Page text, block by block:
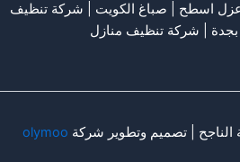
اسطح صباغ الكويت
شركة تنظيف
بجدة شركة تنظيف منازل
olymoo